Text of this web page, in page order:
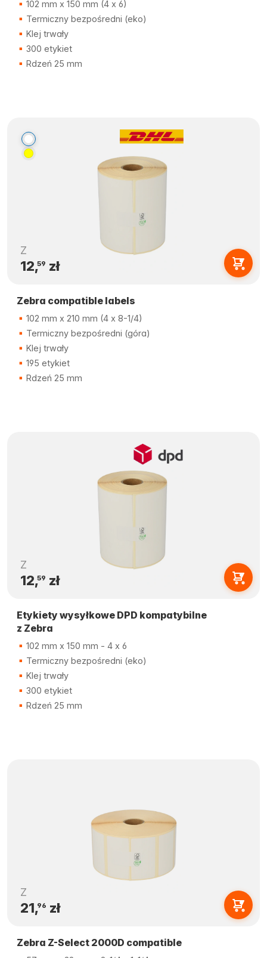
102 mm x 150 mm (4 x 6)
Termiczny bezpośredni (eko)
Klej trwały
300 etykiet
Rdzeń 25 mm
Z
12,59 zł
Zebra compatible labels
102 mm x 210 mm (4 x 8-1/4)
Termiczny bezpośredni (góra)
Klej trwały
195 etykiet
Rdzeń 25 mm
Z
12,59 zł
Etykiety wysyłkowe DPD kompatybilne
z Zebra
102 mm x 150 mm - 4 x 6
Termiczny bezpośredni (eko)
Klej trwały
300 etykiet
Rdzeń 25 mm
Z
21,96 zł
Zebra Z-Select 2000D compatible